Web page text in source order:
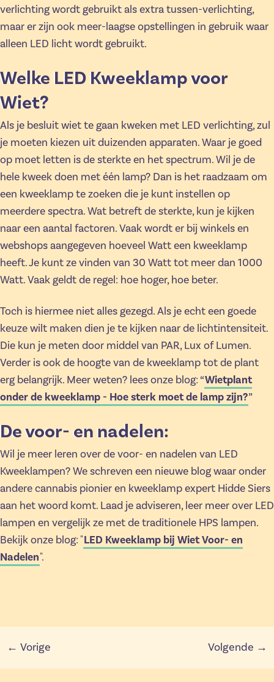
verlichting wordt gebruikt als extra tussen-verlichting,
maar er zijn ook meer-laagse opstellingen in gebruik waar
alleen LED licht wordt gebruikt.
Welke LED Kweeklamp voor
Wiet?
Als je besluit wiet te gaan kweken met LED verlichting, zul
je moeten kiezen uit duizenden apparaten. Waar je goed
op moet letten is de sterkte en het spectrum. Wil je de
hele kweek doen met één lamp? Dan is het raadzaam om
een kweeklamp te zoeken die je kunt instellen op
meerdere spectra. Wat betreft de sterkte, kun je kijken
naar een aantal factoren. Vaak wordt er bij winkels en
webshops aangegeven hoeveel Watt een kweeklamp
heeft. Je kunt ze vinden van 30 Watt tot meer dan 1000
Watt. Vaak geldt de regel: hoe hoger, hoe beter.
Toch is hiermee niet alles gezegd. Als je echt een goede
keuze wilt maken dien je te kijken naar de lichtintensiteit.
Die kun je meten door middel van PAR, Lux of Lumen.
Verder is ook de hoogte van de kweeklamp tot de plant
erg belangrijk. Meer weten? lees onze blog: “Wietplant
onder de kweeklamp - Hoe sterk moet de lamp zijn?”
De voor- en nadelen:
Wil je meer leren over de voor- en nadelen van LED
Kweeklampen? We schreven een nieuwe blog waar onder
andere cannabis pionier en kweeklamp expert Hidde Siers
aan het woord komt. Laad je adviseren, leer meer over LED
lampen en vergelijk ze met de traditionele HPS lampen.
Bekijk onze blog: "LED Kweeklamp bij Wiet Voor- en
Nadelen".
← Vorige Volgende →